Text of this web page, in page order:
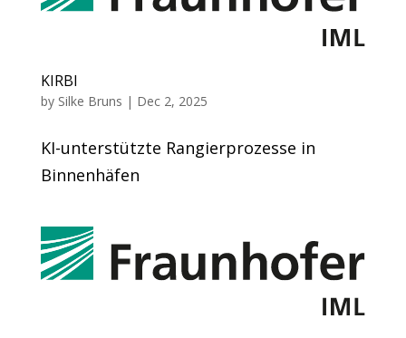
KIRBI
by Silke Bruns | Dec 2, 2025
KI-unterstützte Rangierprozesse in
Binnenhäfen